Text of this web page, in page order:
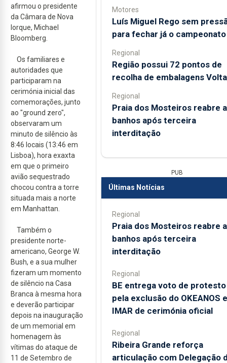
afirmou o presidente
da Câmara de Nova
Iorque, Michael
Bloomberg.
Os familiares e
autoridades que
participaram na
cerimónia inicial das
comemorações, junto
ao "ground zero",
observaram um
minuto de silêncio às
8:46 locais (13:46 em
Lisboa), hora exaxta
em que o primeiro
avião sequestrado
chocou contra a torre
situada mais a norte
em Manhattan.
Também o
presidente norte-
americano, George W.
Bush, e a sua mulher
fizeram um momento
de silêncio na Casa
Branca à mesma hora
e deverão participar
depois na inauguração
de um memorial em
homenagem às
vítimas do ataque de
11 de Setembro de
Motores
Luís Miguel Rego sem
para fechar já o campeonato
Regional
Região possui 72 pontos de
recolha de embalagens Volta
Regional
Praia dos Mosteiros reabre a
banhos após terceira
interditação
PUB
Últimas Notícias
Regional
Praia dos Mosteiros reabre a
banhos após terceira
interditação
Regional
BE entrega voto de protesto
pela exclusão do OKEANOS e
IMAR de cerimónia oficial
Regional
Ribeira Grande reforça
articulação com Delegação